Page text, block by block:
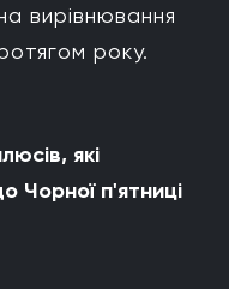
вирівнювання
року.
які
Чорної п'ятниці